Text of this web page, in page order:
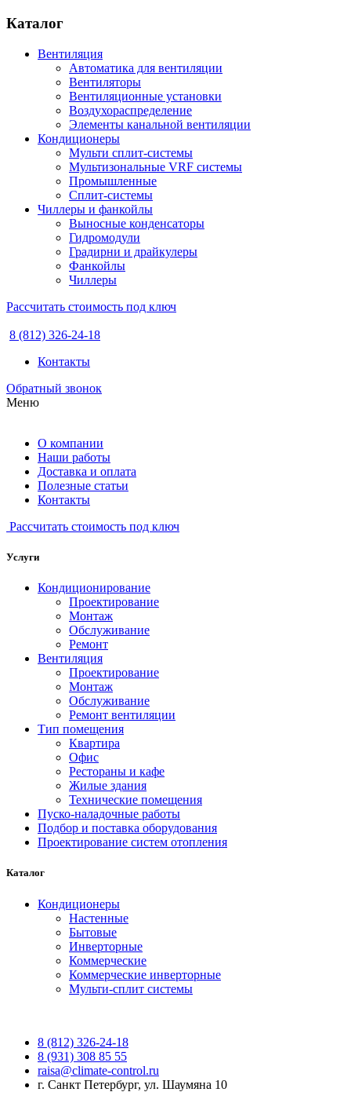
Каталог
Вентиляция
Автоматика для вентиляции
Вентиляторы
Вентиляционные установки
Воздухораспределение
Элементы канальной вентиляции
Кондиционеры
Мульти сплит-системы
Мультизональные VRF системы
Промышленные
Сплит-системы
Чиллеры и фанкойлы
Выносные конденсаторы
Гидромодули
Градирни и драйкулеры
Фанкойлы
Чиллеры
Рассчитать стоимость под ключ
8 (812) 326-24-18
Контакты
Обратный звонок
Меню
О компании
Наши работы
Доставка и оплата
Полезные статьи
Контакты
Рассчитать стоимость под ключ
Услуги
Кондиционирование
Проектирование
Монтаж
Обслуживание
Ремонт
Вентиляция
Проектирование
Монтаж
Обслуживание
Ремонт вентиляции
Тип помещения
Квартира
Офис
Рестораны и кафе
Жилые здания
Технические помещения
Пуско-наладочные работы
Подбор и поставка оборудования
Проектирование систем отопления
Каталог
Кондиционеры
Настенные
Бытовые
Инверторные
Коммерческие
Коммерческие инверторные
Мульти-сплит системы
8 (812) 326-24-18
8 (931) 308 85 55
raisa@climate-control.ru
г. Санкт Петербург, ул. Шаумяна 10